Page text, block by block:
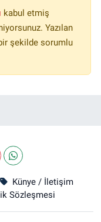
kabul etmiş
Yazılan
şekilde sorumlu
Künye / İletişim
Sözleşmesi